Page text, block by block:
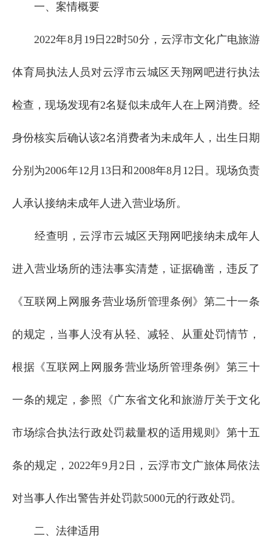
一、案情概要
2022年8月19日22时50分，云浮市文化广电旅游
体育局执法人员对云浮市云城区天翔网吧进行执法
检查，现场发现有2名疑似未成年人在上网消费。经
身份核实后确认该2名消费者为未成年人，出生日期
分别为2006年12月13日和2008年8月12日。现场负责
人承认接纳未成年人进入营业场所。
经查明，云浮市云城区天翔网吧接纳未成年人
进入营业场所的违法事实清楚，证据确凿，违反了
《互联网上网服务营业场所管理条例》第二十一条
的规定，当事人没有从轻、减轻、从重处罚情节，
根据《互联网上网服务营业场所管理条例》第三十
一条的规定，参照《广东省文化和旅游厅关于文化
市场综合执法行政处罚裁量权的适用规则》第十五
条的规定，2022年9月2日，云浮市文广旅体局依法
对当事人作出警告并处罚款5000元的行政处罚。
二、法律适用